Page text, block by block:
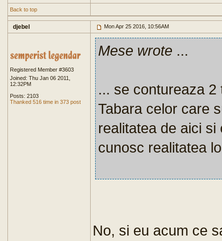
Back to top
djebel Mon Apr 25 2016, 10:56AM
Registered Member #3603
Joined: Thu Jan 06 2011,
12:32PM
Posts: 2103
Thanked 516 time in 373 post
Mese wrote ...
... se contureaza 2
Tabara celor care
realitatea de aici
cunosc realitatea
No, si eu acum ce